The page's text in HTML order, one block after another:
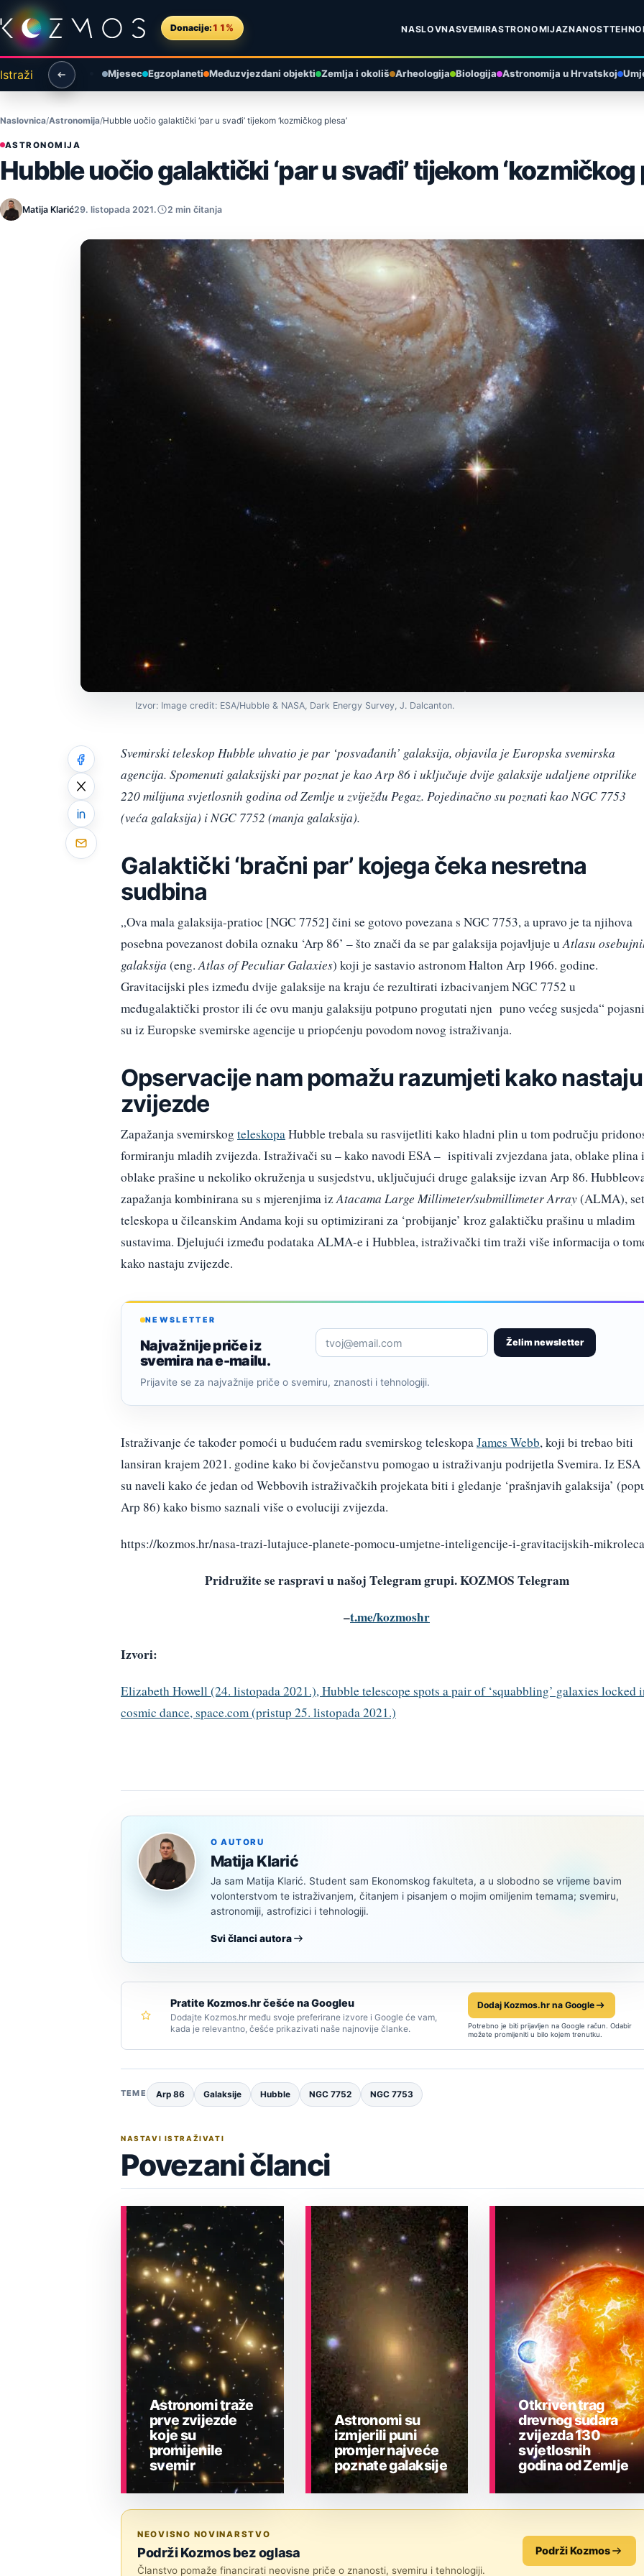
Preskoči na sadržaj
Donacije: 11% NASLOVNASVEMIRASTRONOMIJAZNANOST
Istraži Mjesec Egzoplaneti Međuzvjezdani objekti Zemlja i okoliš Arheologija Biologija Astronomija u Hrvatskoj
Naslovnica Astronomija Hubble uočio galaktički ‘par u svađi’ tijekom ‘kozmičkog plesa’
ASTRONOMIJA
Hubble uočio galaktički ‘par u svađi’ tijekom ‘kozmičkog
Matija Klarić29. listopada 2021. 2 min čitanja
Izvor: Image credit: ESA/Hubble & NASA, Dark Energy Survey, J. Dalcanton.
Svemirski teleskop Hubble uhvatio je par ‘posvađanih’ galaksija, objavila je Europska svemirska
agencija. Spomenuti galaksijski par poznat je kao Arp 86 i uključuje dvije galaksije udaljene otprilike
220 milijuna svjetlosnih godina od Zemlje u zviježđu Pegaz. Pojedinačno su poznati kao NGC 7753
(veća galaksija) i NGC 7752 (manja galaksija).
Galaktički ‘bračni par’ kojega čeka nesretna
sudbina
„Ova mala galaksija-pratioc [NGC 7752] čini se gotovo povezana s NGC 7753, a upravo je ta njihova
posebna povezanost dobila oznaku ‘Arp 86’ – što znači da se par galaksija pojavljuje uAtlasu
galaksija (eng.Atlas of Peculiar Galaxies) koji je sastavio astronom Halton Arp 1966. godine.
Gravitacijski ples između dvije galaksije na kraju će rezultirati izbacivanjem NGC 7752 u
međugalaktički prostor ili će ovu manju galaksiju potpuno progutati njen puno većeg susjeda“
su iz Europske svemirske agencije u priopćenju povodom novog istraživanja.
Opservacije nam pomažu razumjeti kako nastaju
zvijezde
Zapažanja svemirskog teleskopaHubble trebala su rasvijetliti kako hladni plin u tom području
formiranju mladih zvijezda. Istraživači su – kako navodi ESA – ispitivali zvjezdana jata, oblake plina i
oblake prašine u nekoliko okruženja u susjedstvu, uključujući druge galaksije izvan Arp 86.
zapažanja kombinirana su s mjerenjima izAtacama Large Millimeter/submillimeter Array(ALMA),
teleskopa u čileanskim Andama koji su optimizirani za ‘probijanje’ kroz galaktičku prašinu u mladim
sustavima. Djelujući između podataka ALMA-e i Hubblea, istraživački tim traži više informacija o
kako nastaju zvijezde.
NEWSLETTER
Najvažnije priče iz
svemira na e-mailu.
Želim newsletter
Prijavite se za najvažnije priče o svemiru, znanosti i tehnologiji.
Istraživanje će također pomoći u budućem radu svemirskog teleskopaJames Webb, koji bi trebao biti
lansiran krajem 2021. godine kako bi čovječanstvu pomogao u istraživanju podrijetla Svemira. Iz ESA
su naveli kako će jedan od Webbovih istraživačkih projekata biti i gledanje ‘prašnjavih galaksija’
Arp 86) kako bismo saznali više o evoluciji zvijezda.
https://kozmos.hr/nasa-trazi-lutajuce-planete-pomocu-umjetne-inteligencije-i-gravitacijskih-
Pridružite se raspravi u našoj Telegram grupi. KOZMOS Telegram
–t.me/kozmoshr
Izvori:
Elizabeth Howell (24. listopada 2021.), Hubble telescope spots a pair of ‘squabbling’ galaxies locked
cosmic dance, space.com (pristup 25. listopada 2021.)
O AUTORU
Matija Klarić
Ja sam Matija Klarić. Student sam Ekonomskog fakulteta, a u slobodno se vrijeme bavim
volonterstvom te istraživanjem, čitanjem i pisanjem o mojim omiljenim temama; svemiru,
astronomiji, astrofizici i tehnologiji.
Svi članci autora
Pratite Kozmos.hr češće na Googleu
Dodajte Kozmos.hr među svoje preferirane izvore i Google će vam,
kada je relevantno, češće prikazivati naše najnovije članke.
Dodaj Kozmos.hr na Google
Potrebno je biti prijavljen na Google račun. Odabir
možete promijeniti u bilo kojem trenutku.
TEME Arp 86 Galaksije Hubble NGC 7752 NGC 7753
NASTAVI ISTRAŽIVATI
Povezani članci
Astronomi traže
prve zvijezde
koje su
promijenile
svemir
Astronomi su
izmjerili puni
promjer najveće
poznate galaksije
Otkriven trag
drevnog sudara
zvijezda 130
svjetlosnih
godina od Zemlje
NEOVISNO NOVINARSTVO
Podrži Kozmos bez oglasa
Članstvo pomaže financirati neovisne priče o znanosti, svemiru i tehnologiji.
Podrži Kozmos